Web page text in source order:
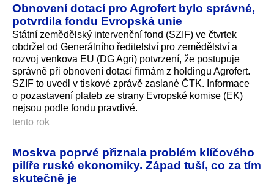
Obnovení dotací pro Agrofert bylo správné,
potvrdila fondu Evropská unie
Státní zemědělský intervenční fond (SZIF) ve čtvrtek
obdržel od Generálního ředitelství pro zemědělství a
rozvoj venkova EU (DG Agri) potvrzení, že postupuje
správně při obnovení dotací firmám z holdingu Agrofert.
SZIF to uvedl v tiskové zprávě zaslané ČTK. Informace
o pozastavení plateb ze strany Evropské komise (EK)
nejsou podle fondu pravdivé.
tento rok
Moskva poprvé přiznala problém klíčového
pilíře ruské ekonomiky. Západ tuší, co za tím
skutečně je